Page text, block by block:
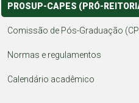
PROSUP-CAPES (PRÓ-
Comissão de Pós-Graduação
Normas e regulamentos
Calendário acadêmico